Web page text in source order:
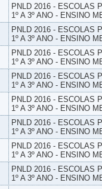
PNLD 2016 - ESCOLAS
1º A 3º ANO - ENSINO
PNLD 2016 - ESCOLAS
1º A 3º ANO - ENSINO
PNLD 2016 - ESCOLAS
1º A 3º ANO - ENSINO
PNLD 2016 - ESCOLAS
1º A 3º ANO - ENSINO
PNLD 2016 - ESCOLAS
1º A 3º ANO - ENSINO
PNLD 2016 - ESCOLAS
1º A 3º ANO - ENSINO
PNLD 2016 - ESCOLAS
1º A 3º ANO - ENSINO
PNLD 2016 - ESCOLAS
1º A 3º ANO - ENSINO